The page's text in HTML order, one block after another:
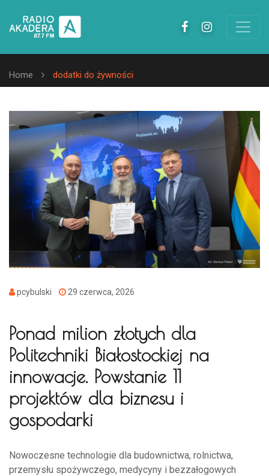
Home dodatki do żywności
pcybulski 29 czerwca, 2026
Ponad milion złotych dla
Politechniki Białostockiej na
innowacje. Powstanie 11
projektów dla biznesu i
gospodarki
Nowoczesne technologie dla budownictwa, rolnictwa,
przemysłu spożywczego, medycyny i bezzałogowych